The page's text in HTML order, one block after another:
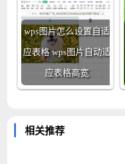
wps图片怎么设置自适
应表格 wps图片自动适
应表格高宽
相关推荐